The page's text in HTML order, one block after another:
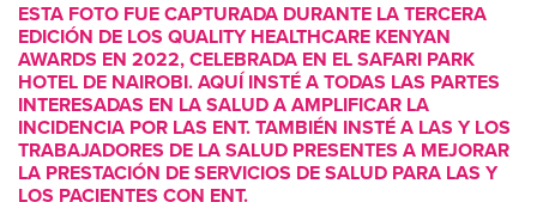
ESTA FOTO FUE CAPTURADA DURANTE LA TERCERA
EDICIÓN DE LOS QUALITY HEALTHCARE KENYAN
AWARDS EN 2022, CELEBRADA EN EL SAFARI PARK
HOTEL DE NAIROBI. AQUÍ INSTÉ A TODAS LAS PARTES
INTERESADAS EN LA SALUD A AMPLIFICAR LA
INCIDENCIA POR LAS ENT. TAMBIÉN INSTÉ A LAS Y LOS
TRABAJADORES DE LA SALUD PRESENTES A MEJORAR
LA PRESTACIÓN DE SERVICIOS DE SALUD PARA LAS Y
LOS PACIENTES CON ENT.